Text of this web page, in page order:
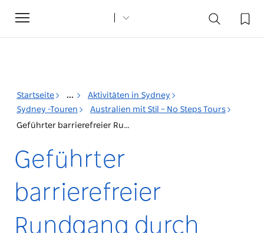
Toggle
navigation
Startseite ...
Aktivitäten in Sydney
Sydney -Touren
Australien mit Stil – No Steps Tours
Geführter barrierefreier Rundgang durch Sydney
Geführter
barrierefreier
Rundgang durch